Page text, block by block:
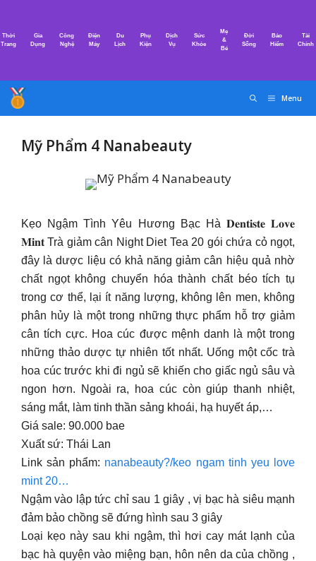
nội
Thời
Trang
Gia
Dụng
Công
Nghệ
Điện
Máy
Du
Lịch
Phụ
Kiện
Dịch
Vụ
Sức
Khỏe
Mẹ
&
Bé
Đời
Sống
Bảo
Hiểm
Tài
Chính
Menu
Mỹ Phẩm 4 Nanabeauty
Kẹo Ngậm Tình Yêu Hương Bạc Hà 𝐃𝐞𝐧𝐭𝐢𝐬𝐭𝐞 𝐋𝐨𝐯𝐞
𝐌𝐢𝐧𝐭 Trà giảm cân Night Diet Tea 20 gói chứa cỏ ngọt,
đây là dược liệu có khả năng giảm cân hiệu quả nhờ
chất ngọt không chuyển hóa thành chất béo tích tụ
trong cơ thể, lại ít năng lượng, không lên men, không
phân hủy là một trong những thực phẩm hỗ trợ giảm
cân tích cực. Hoa cúc được mệnh danh là một trong
những thảo dược tự nhiên tốt nhất. Uống một cốc trà
hoa cúc trước khi đi ngủ sẽ khiến cho giấc ngủ sâu và
ngon hơn. Ngoài ra, hoa cúc còn giúp thanh nhiệt,
sáng mắt, làm tinh thần sảng khoái, hạ huyết áp,…
Giá sale: 90.000 bae
Xuất sứ: Thái Lan
Link sản phẩm: nanabeauty?/keo ngam tinh yeu love
mint 20…
Ngậm vào lập tức chỉ sau 1 giây , vị bạc hà siêu mạnh
đảm bảo chồng sẽ đứng hình sau 3 giây
Loại kẹo này sau khi ngậm, thì hơi cay mát lạnh của
bạc hà quyện vào miệng bạn, hôn nên da của chồng ,